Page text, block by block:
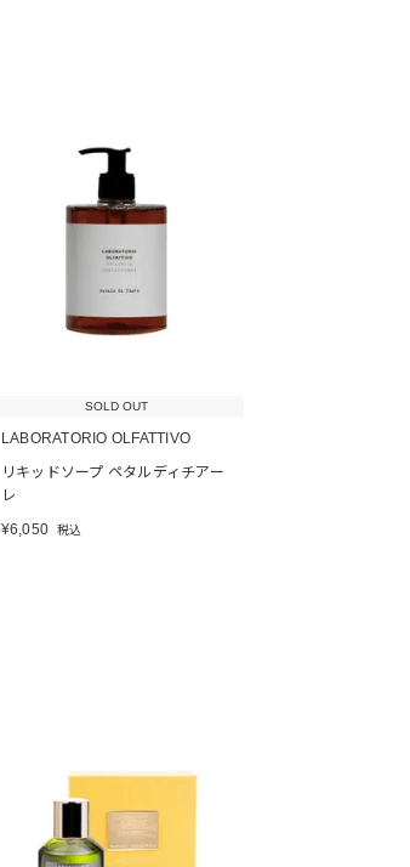
SOLD OUT
LABORATORIO OLFATTIVO
リキッドソープ ペタルディチアー
レ
¥6,050 税込